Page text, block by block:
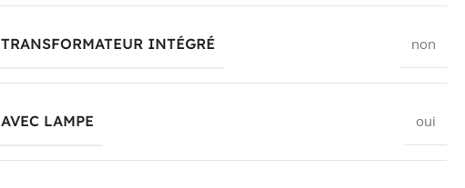
TRANSFORMATEUR INTÉGRÉ non
AVEC LAMPE oui